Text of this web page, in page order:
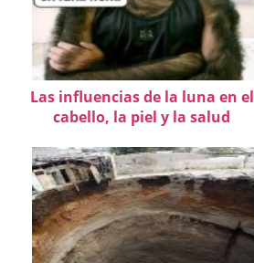
Las influencias de la luna en el
cabello, la piel y la salud